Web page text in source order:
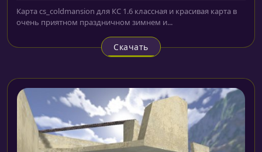
Карта cs_coldmansion для КС 1.6 классная и красивая карта в
очень приятном праздничном зимнем и...
Скачать